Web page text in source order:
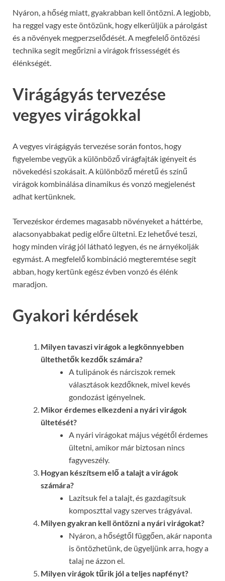
Nyáron, a hőség miatt, gyakrabban kell öntözni. A legjobb,
ha reggel vagy este öntözünk, hogy elkerüljük a párolgást
és a növények megperzselődését. A megfelelő öntözési
technika segít megőrizni a virágok frissességét és
élénkségét.
Virágágyás tervezése
vegyes virágokkal
A vegyes virágágyás tervezése során fontos, hogy
figyelembe vegyük a különböző virágfajták igényeit és
növekedési szokásait. A különböző méretű és színű
virágok kombinálása dinamikus és vonzó megjelenést
adhat kertünknek.
Tervezéskor érdemes magasabb növényeket a háttérbe,
alacsonyabbakat pedig előre ültetni. Ez lehetővé teszi,
hogy minden virág jól látható legyen, és ne árnyékolják
egymást. A megfelelő kombináció megteremtése segít
abban, hogy kertünk egész évben vonzó és élénk
maradjon.
Gyakori kérdések
Milyen tavaszi virágok a legkönnyebben
ültethetők kezdők számára?
A tulipánok és nárciszok remek
választások kezdőknek, mivel kevés
gondozást igényelnek.
Mikor érdemes elkezdeni a nyári virágok
ültetését?
A nyári virágokat május végétől érdemes
ültetni, amikor már biztosan nincs
fagyveszély.
Hogyan készítsem elő a talajt a virágok
számára?
Lazítsuk fel a talajt, és gazdagítsuk
komposzttal vagy szerves trágyával.
Milyen gyakran kell öntözni a nyári virágokat?
Nyáron, a hőségtől függően, akár naponta
is öntözhetünk, de ügyeljünk arra, hogy a
talaj ne ázzon el.
Milyen virágok tűrik jól a teljes napfényt?